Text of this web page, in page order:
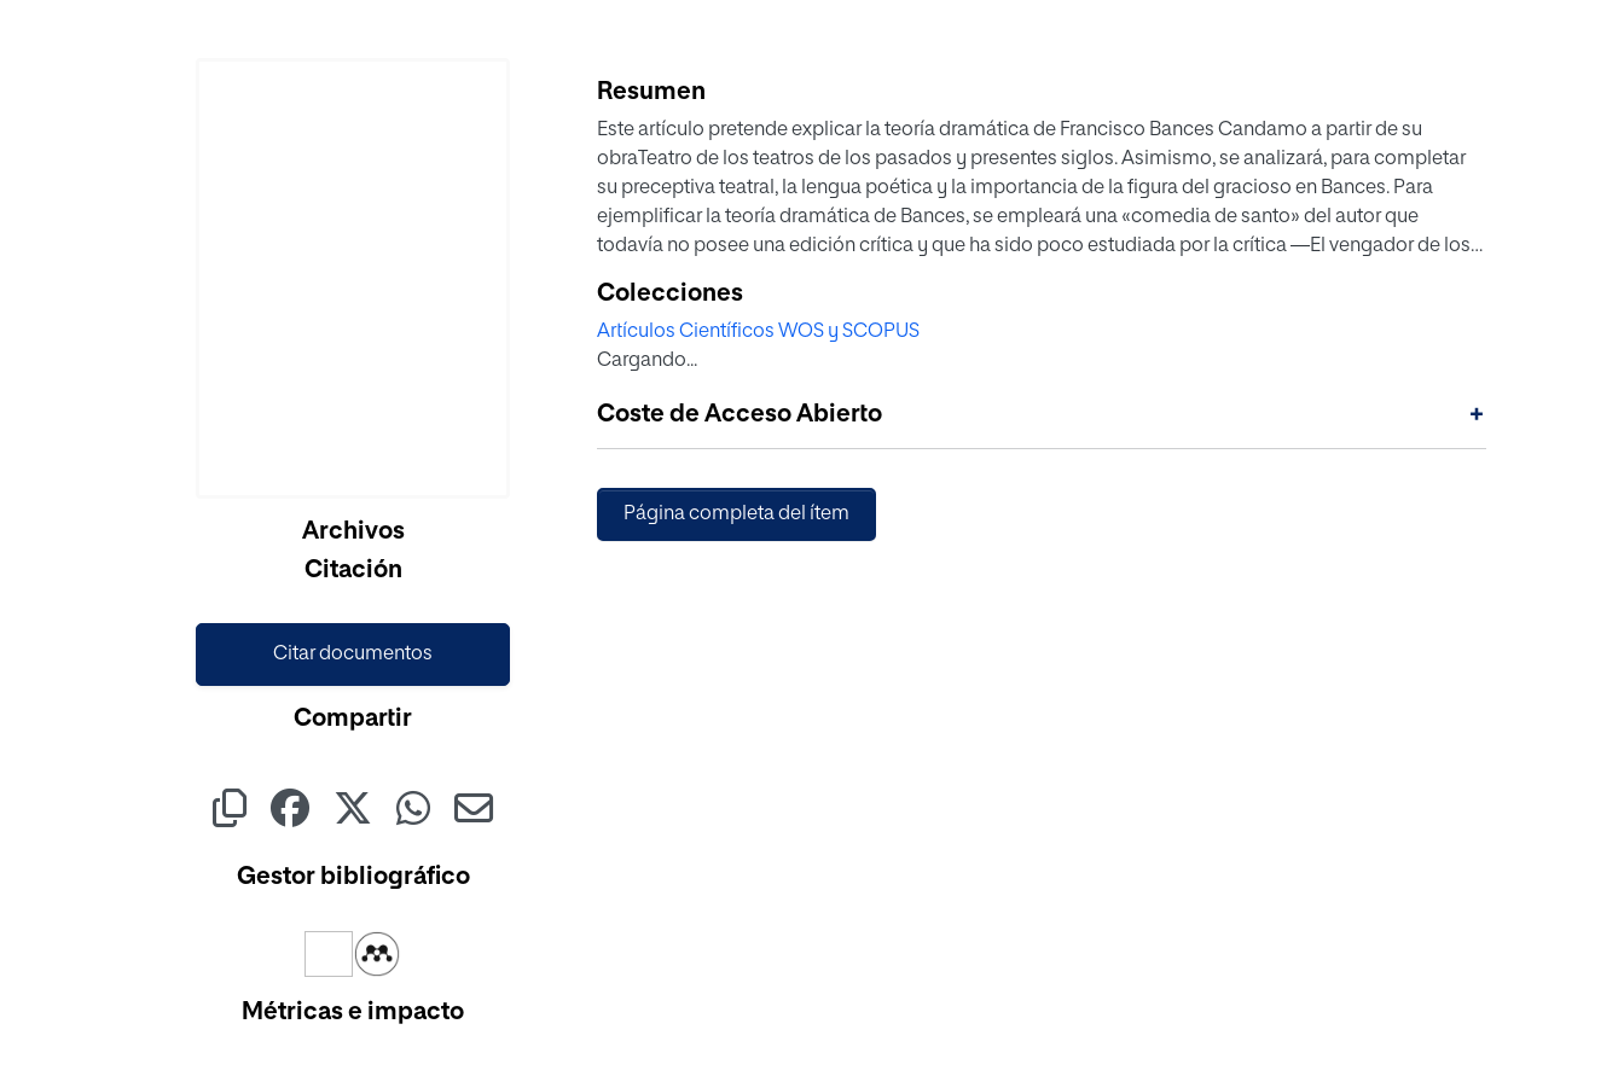
Archivos
Citación
Citar documentos
Compartir
Gestor bibliográfico
Métricas e impacto
Resumen
Este artículo pretende explicar la teoría dramática de Francisco Bances Candamo a partir de su
obraTeatro de los teatros de los pasados y presentes siglos. Asimismo, se analizará, para completar
su preceptiva teatral, la lengua poética y la importancia de la figura del gracioso en Bances. Para
ejemplificar la teoría dramática de Bances, se empleará una «comedia de santo» del autor que
todavía no posee una edición crítica y que ha sido poco estudiada por la crítica —El vengador de los
teatro de Francisco Bances Candamo, dramaturgo que cierra el teatro el Siglo de Oro español, y sirva
para poner de manifiesto la importancia deEl vengador de los cielos y rapto de Elíasde cara a futuras
publicaciones
Colecciones
Artículos Científicos WOS y SCOPUS
Cargando...
Coste de Acceso Abierto +
Página completa del ítem